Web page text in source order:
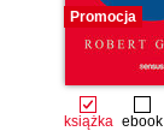
Promocja
książka ebook